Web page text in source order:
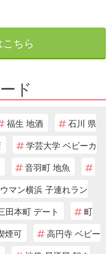
ちら
ド
福生 地酒
石川 県
学芸大学 ベビーカ
音羽町 地魚
マン横浜 子連れラン
田本町 デート
町
煙可
高円寺 ベビー